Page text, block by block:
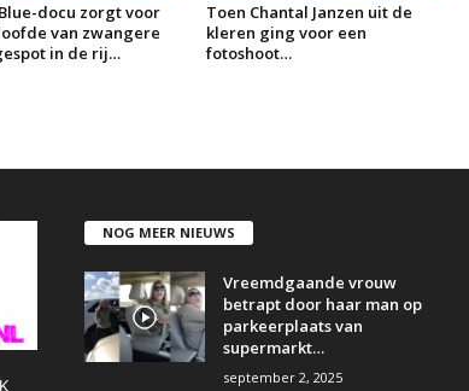
docu zorgt voor
van zwangere
in de rij…
Toen Chantal Janzen uit de
kleren ging voor een
fotoshoot…
NOG MEER NIEUWS
Vreemdgaande vrouw
betrapt door haar man op
parkeerplaats van
supermarkt…
september 2, 2025